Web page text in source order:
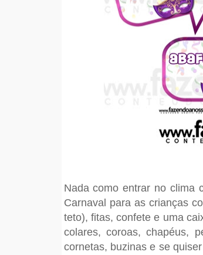
Nada como entrar no clima
Carnaval para as crianças
teto), fitas,confete e uma
colares, coroas, chapéus,
cornetas, buzinas e se